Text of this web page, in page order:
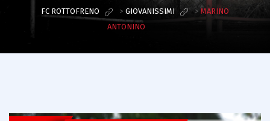
FC ROTTOFRENO > GIOVANISSIMI >MARINO
ANTONINO